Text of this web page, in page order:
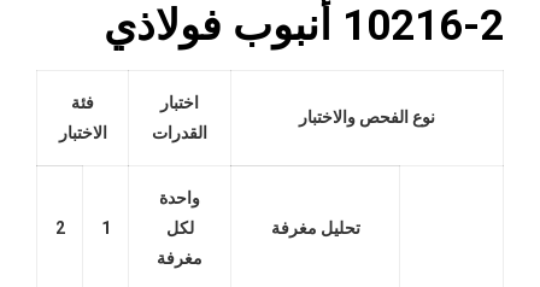
10216-2 أنبوب فولاذي
نوع الفحص والاختبار
اختبار
القدرات
فئة
الاختبار
تحليل مغرفة
واحدة
لكل
مغرفة
1
2